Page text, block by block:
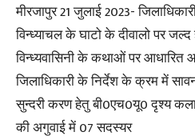
मीरजापुर 21 जुलाई 2023-
विन्ध्याचल के घाटो के दीवालो पर
विन्ध्यवासिनी के कथाओं पर आधारित
जिलाधिकारी के निर्देश के क्रम में
सुन्दरी करण हेतु बी0एच0यू0 दृश्य
की अगुवाई में 07 सदस्यर